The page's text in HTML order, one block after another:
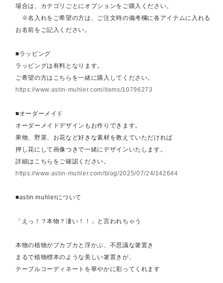
場合は、カテゴリごとにオプションをご購入ください。
※名入れをご希望の方は、ご注文時の備考欄に各アイテムに入れる
お名前をご記入ください。
■ラッピング
ラッピングは有料となります。
ご希望の方はこちらを一緒に購入してください。
https://www.astin-muhler.com/items/10796273
■オーダーメイド
オーダーメイドデザインもお作りできます。
果物、野菜、お花など好きな素材を教えていただければ
押し花にして画像つきで一緒にデザインいたします。
詳細はこちらをご確認ください。
https://www.astin-muhler.com/blog/2025/07/24/142644
■astin muhlerについて
「えっ！？本物？凄い！！」と言われちゃう
本物の植物がプカプカと浮かぶ、不思議な箸置き
まるで植物標本のような美しい箸置きが、
テーブルコーディネートを華やかに彩ってくれます